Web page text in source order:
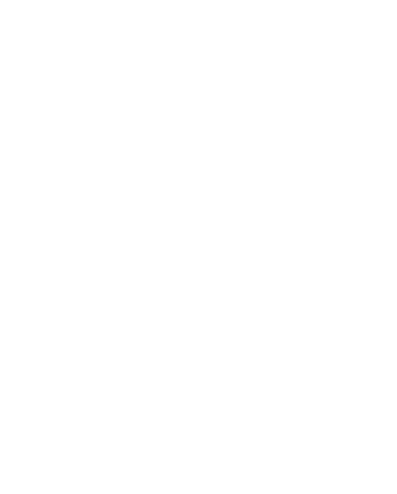
amaçlarla
izin
Metni
tarafınızca